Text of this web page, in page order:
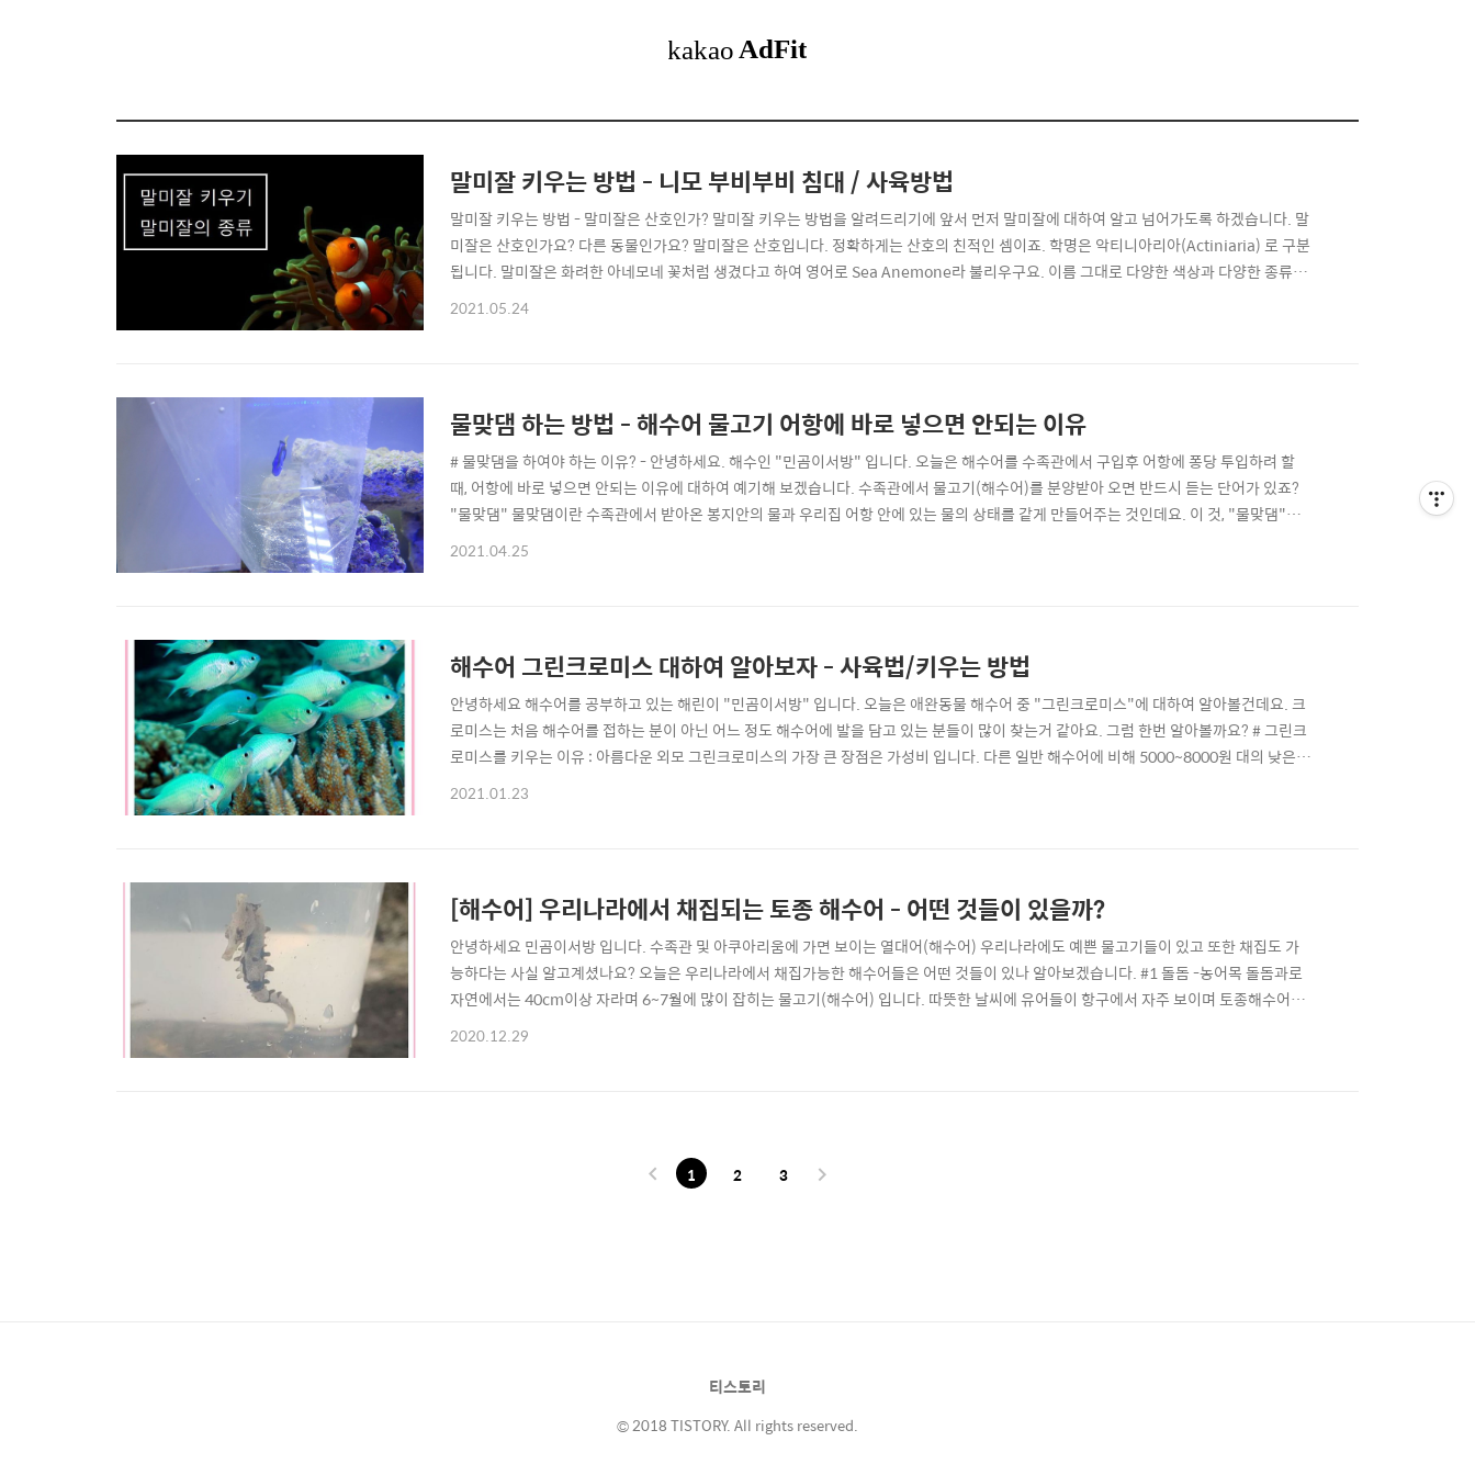
말미잘 키우는 방법 - 니모 부비부비 침대 / 사육방법
말미잘 키우는 방법 - 말미잘은 산호인가? 말미잘 키우는 방법을 알려드리기에 앞서 먼저 말미잘에 대하여 알고 넘어가도록 하겠습니다. 말
미잘은 산호인가요? 다른 동물인가요? 말미잘은 산호입니다. 정확하게는 산호의 친적인 셈이죠. 학명은 악티니아리아(Actiniaria) 로 구분
됩니다. 말미잘은 화려한 아네모네 꽃처럼 생겼다고 하여 영어로 Sea Anemone라 불리우구요. 이름 그대로 다양한 색상과 다양한 종류의
말미잘이 있습니다. 산호는 무수히 많은 폴립을 나타내어 플랑크톤 등을 사냥하는데요. 말미잘도 마찬가지로 촉수를 이용하여 먹이를 사냥
2021.05.24
물맞댐 하는 방법 - 해수어 물고기 어항에 바로 넣으면 안되는 이유
# 물맞댐을 하여야 하는 이유? - 안녕하세요. 해수인 "민곰이서방" 입니다. 오늘은 해수어를 수족관에서 구입후 어항에 퐁당 투입하려 할
때, 어항에 바로 넣으면 안되는 이유에 대하여 예기해 보겠습니다. 수족관에서 물고기(해수어)를 분양받아 오면 반드시 듣는 단어가 있죠?
"물맞댐" 물맞댐이란 수족관에서 받아온 봉지안의 물과 우리집 어항 안에 있는 물의 상태를 같게 만들어주는 것인데요. 이 것, "물맞댐"을
하는 이유는 수족관의 물과 우리집 수조의 물이 다르다면 물고기(해수어)에게는 매우 스트래스를 받기 때문입니다. 수족관에서 물고기(해
2021.04.25
해수어 그린크로미스 대하여 알아보자 - 사육법/키우는 방법
안녕하세요 해수어를 공부하고 있는 해린이 "민곰이서방" 입니다. 오늘은 애완동물 해수어 중 "그린크로미스"에 대하여 알아볼건데요. 크
로미스는 처음 해수어를 접하는 분이 아닌 어느 정도 해수어에 발을 담고 있는 분들이 많이 찾는거 같아요. 그럼 한번 알아볼까요? # 그린크
로미스를 키우는 이유 : 아름다운 외모 그린크로미스의 가장 큰 장점은 가성비 입니다. 다른 일반 해수어에 비해 5000~8000원 대의 낮은
가격대로 부담없이 분양받을 수 있습니다. 또한, 보이는 각도에 따라 푸른빛과 에메랄드 빛으로 어항에 예쁜 포인트가 되어 준답니다. # 그
2021.01.23
[해수어] 우리나라에서 채집되는 토종 해수어 - 어떤 것들이 있을까?
안녕하세요 민곰이서방 입니다. 수족관 및 아쿠아리움에 가면 보이는 열대어(해수어) 우리나라에도 예쁜 물고기들이 있고 또한 채집도 가
능하다는 사실 알고계셨나요? 오늘은 우리나라에서 채집가능한 해수어들은 어떤 것들이 있나 알아보겠습니다. #1 돌돔 -농어목 돌돔과로
자연에서는 40cm이상 자라며 6~7월에 많이 잡히는 물고기(해수어) 입니다. 따뜻한 날씨에 유어들이 항구에서 자주 보이며 토종해수어들
중에서 예쁜 모습을 한 물고기 입니다. 검은줄과 흰줄로 어항의 포인트가 되지만 사육은 조금 힘든 어종 입니다. 채집장소 : 항구직벽 출몰시
2020.12.29
1 2 3
티스토리
© 2018 TISTORY. All rights reserved.